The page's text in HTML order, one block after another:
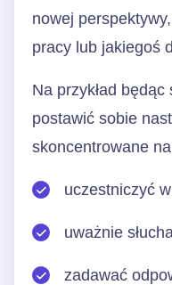
nowej
pracy lub jakiegoś
Na przykład
postawić sobie
skoncentrowane
uczestniczyć
uważnie
zadawać